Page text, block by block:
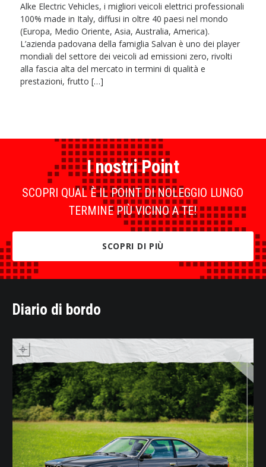
Alke Electric Vehicles, i migliori veicoli elettrici professionali
100% made in Italy, diffusi in oltre 40 paesi nel mondo
(Europa, Medio Oriente, Asia, Australia, America).
L’azienda padovana della famiglia Salvan è uno dei player
mondiali del settore dei veicoli ad emissioni zero, rivolti
alla fascia alta del mercato in termini di qualità e
prestazioni, frutto […]
I nostri Point
SCOPRI QUAL È IL POINT DI NOLEGGIO LUNGO
TERMINE PIÙ VICINO A TE!
SCOPRI DI PIÙ
Diario di bordo